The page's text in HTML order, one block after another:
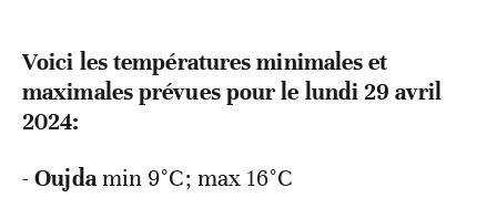
Voici les températures minimales et
maximales prévues pour le lundi 29 avril
2024:
-Oujdamin 9°C; max 16°C